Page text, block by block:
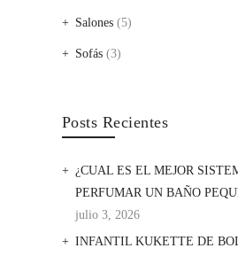
Salones(5)
Sofás(3)
Posts Recientes
¿CUAL ES EL MEJOR
PERFUMAR UN BAÑO
julio 3, 2026
INFANTIL KUKETTE DE